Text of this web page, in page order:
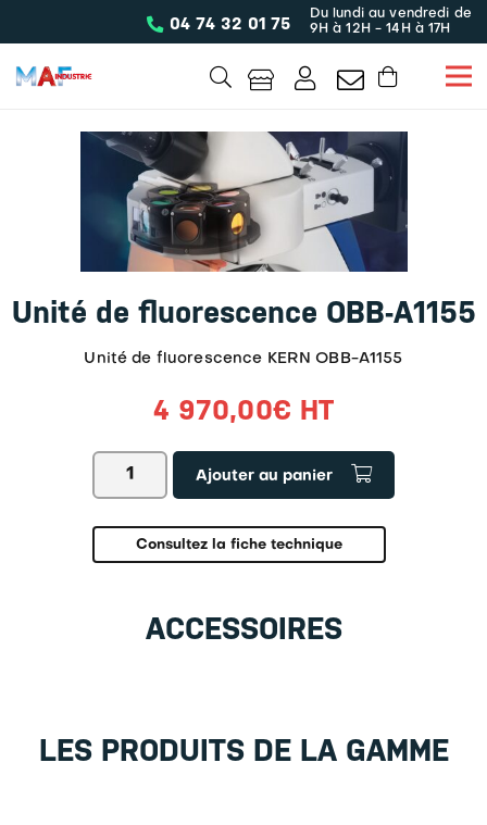
04 74 32 01 75
Du lundi au vendredi de
9H à 12H - 14H à 17H
Unité de fluorescence OBB-A1155
Unité de fluorescence KERN OBB-A1155
4 970,00€ HT
Unité
fluorescence
OBB-
Ajouter au panier
Consultez la fiche technique
ACCESSOIRES
LES PRODUITS DE LA GAMME